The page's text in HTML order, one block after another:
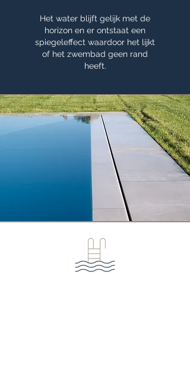
Het water blijft gelijk met de
horizon en er ontstaat een
spiegeleffect waardoor het lijkt
of het zwembad geen rand
heeft.